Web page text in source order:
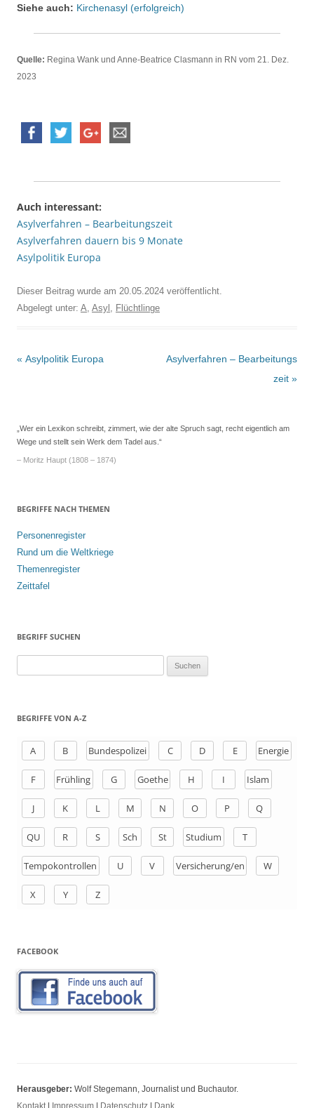
Siehe auch: Kirchenasyl (erfolgreich)
Quelle: Regina Wank und Anne-Beatrice Clasmann in RN vom 21. Dez.
2023
Auch interessant:
Asylverfahren – Bearbeitungszeit
Asylverfahren dauern bis 9 Monate
Asylpolitik Europa
Dieser Beitrag wurde am 20.05.2024 veröffentlicht.
Abgelegt unter: A Asyl Flüchtlinge
Beitrags-
« Asylpolitik Europa
Asylverfahren – Bearbeitungs
zeit »
„Wer ein Lexikon schreibt, zimmert, wie der alte Spruch sagt, recht eigentlich am
Wege und stellt sein Werk dem Tadel aus.“
– Moritz Haupt (1808 – 1874)
BEGRIFFE NACH THEMEN
Personenregister
Rund um die Weltkriege
Themenregister
Zeittafel
BEGRIFF SUCHEN
h
BEGRIFFE VON A-Z
A B Bundespolizei C D E Energie
F Frühling G Goethe H I Islam
J K L M N O P Q
QU R S Sch St Studium T
Tempokontrollen U V Versicherung/en W
X Y Z
FACEBOOK
Herausgeber: Wolf Stegemann, Journalist und Buchautor.
Kontakt | Impressum | Datenschutz | Dank